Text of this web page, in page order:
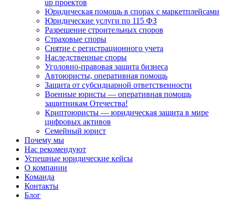
up проектов
Юридическая помощь в спорах с маркетплейсами
Юридические услуги по 115 ФЗ
Разрешение строительных споров
Страховые споры
Снятие с регистрационного учета
Наследственные споры
Уголовно-правовая защита бизнеса
Автоюристы, оперативная помощь
Защита от субсидиарной ответственности
Военные юристы — оперативная помощь
защитникам Отечества!
Криптоюристы — юридическая защита в мире
цифровых активов
Семейный юрист
Почему мы
Нас рекомендуют
Успешные юридические кейсы
О компании
Команда
Контакты
Блог